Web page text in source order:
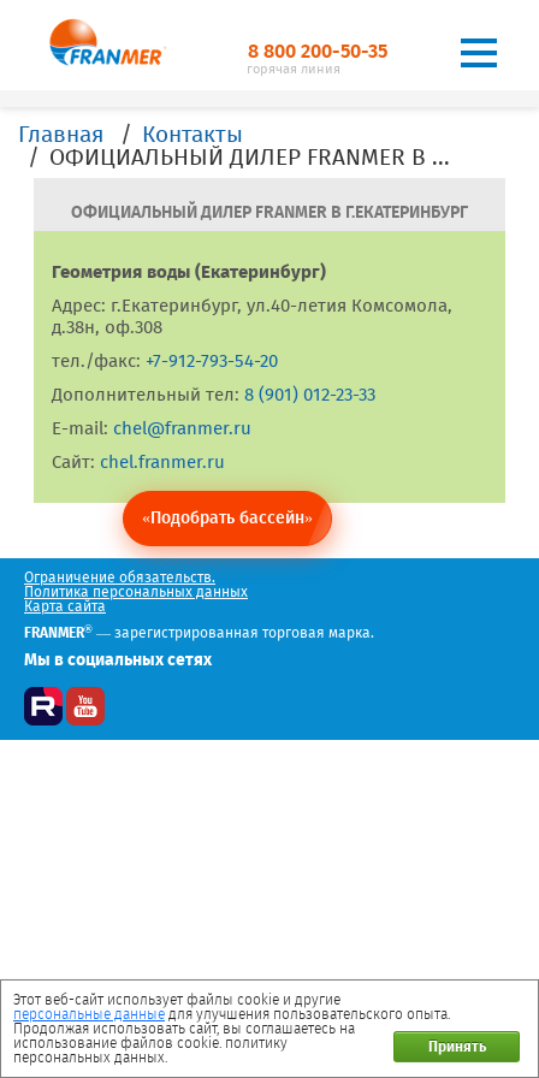
8 800 200-50-35
горячая линия
Главная
Контакты
ОФИЦИАЛЬНЫЙ ДИЛЕР FRANMER В Г. Екатеринбург
ОФИЦИАЛЬНЫЙ ДИЛЕР FRANMER В Г.ЕКАТЕРИНБУРГ
Геометрия воды (Екатеринбург)
Адрес: г.Екатеринбург, ул.40-летия Комсомола,
д.38н, оф.308
тел./факс: +7-912-793-54-20
Дополнительный тел: 8 (901) 012-23-33
E-mail: chel@franmer.ru
Сайт: chel.franmer.ru
«Подобрать бассейн»
Ограничение обязательств.
Политика персональных данных
Карта сайта
FRANMER® — зарегистрированная торговая марка.
Мы в социальных сетях
Этот веб-сайт использует файлы cookie и другие
персональные данные для улучшения пользовательского опыта.
Принять
Продолжая использовать сайт, вы соглашаетесь на
использование файлов cookie. политику
персональных данных.